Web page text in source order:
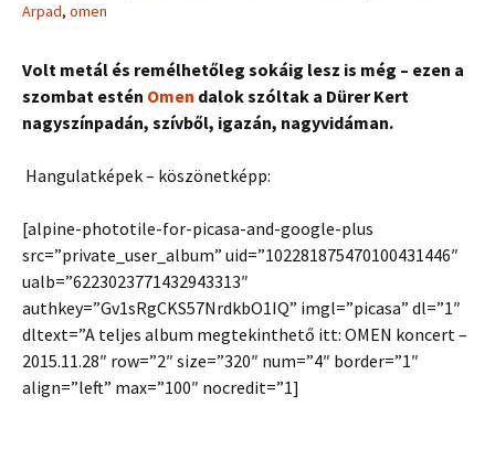
Arpad, omen
Volt metál és remélhetőleg sokáig lesz is még – ezen a
szombat estén Omen dalok szóltak a Dürer Kert
nagyszínpadán, szívből, igazán, nagyvidáman.
Hangulatképek – köszönetképp:
[alpine-phototile-for-picasa-and-google-plus
src=”private_user_album” uid=”102281875470100431446″
ualb=”6223023771432943313″
authkey=”Gv1sRgCKS57NrdkbO1IQ” imgl=”picasa” dl=”1″
dltext=”A teljes album megtekinthető itt: OMEN koncert –
2015.11.28″ row=”2″ size=”320″ num=”4″ border=”1″
align=”left” max=”100″ nocredit=”1]